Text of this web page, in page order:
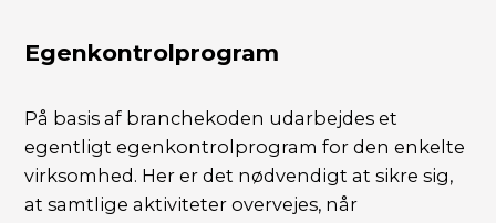
Egenkontrolprogram
På basis af branchekoden udarbejdes et
egentligt egenkontrolprogram for den enkelte
virksomhed. Her er det nødvendigt at sikre sig,
at samtlige aktiviteter overvejes, når